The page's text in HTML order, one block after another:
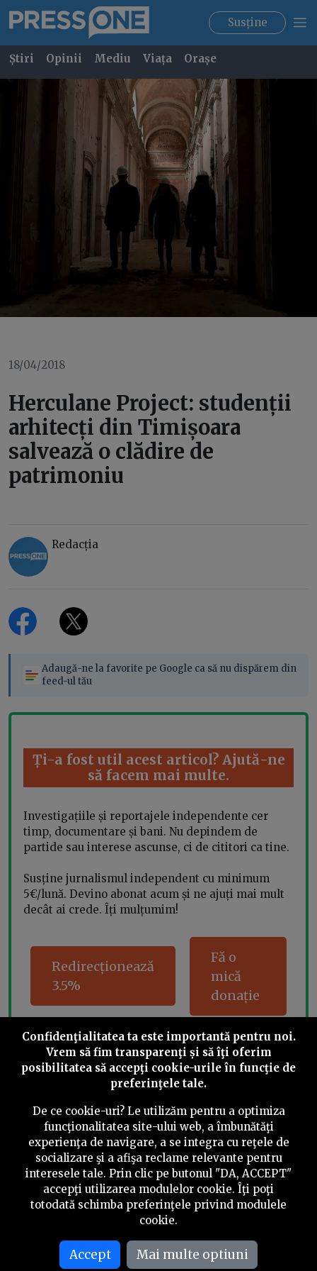
Susține
Știri Opinii Mediu Viața Orașe
18/04/2018
Herculane Project: studenții
arhitecți din Timișoara
salvează o clădire de
patrimoniu
Redacția
Adaugă-ne la favorite pe Google ca să nu dispărem din
feed-ul tău
Ți-a fost util acest articol? Ajută-ne
să facem mai multe.
Investigațiile și reportajele independente cer
timp, documentare și bani. Nu depindem de
partide sau interese ascunse, ci de cititori ca tine.
Susține jurnalismul independent cu minimum
5€/lună. Devino abonat acum și ne ajuți mai mult
decât ai crede. Îți mulțumim!
Redirecționează
3.5%
Fă o
mică
donație
Share this
©2026PressOne.ro
RSSNewslettereDespre noiPolitica editorială
Politica de verificare a conținutului
Termeni și condiții
Confidenţialitatea ta este importantă pentru noi.
Vrem să fim transparenţi și să îţi oferim
posibilitatea să accepţi cookie-urile în funcţie de
preferinţele tale.
De ce cookie-uri? Le utilizăm pentru a optimiza
funcţionalitatea site-ului web, a îmbunătăţi
experienţa de navigare, a se integra cu reţele de
socializare şi a afişa reclame relevante pentru
interesele tale. Prin clic pe butonul "DA, ACCEPT"
accepţi utilizarea modulelor cookie. Îţi poţi
totodată schimba preferinţele privind modulele
cookie.
Accept Mai multe optiuni